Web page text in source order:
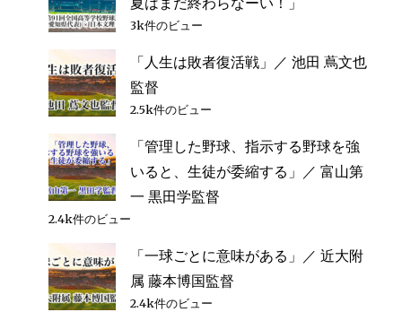
3k件のビュー
「人生は敗者復活戦」／ 池田 蔦文也
監督
2.5k件のビュー
「管理した野球、指示する野球を強
いると、生徒が委縮する」／ 富山第
一 黒田学監督
2.4k件のビュー
「一球ごとに意味がある」／ 近大附
属 藤本博国監督
2.4k件のビュー